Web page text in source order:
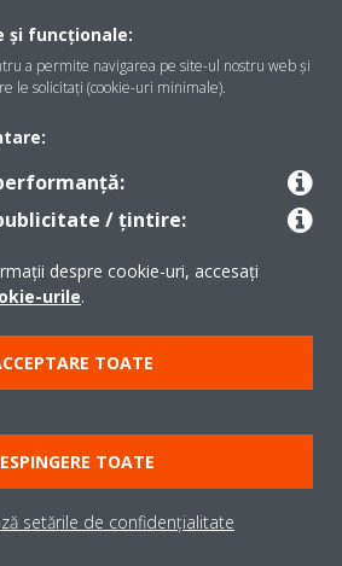
Copyright © Daikin
Politica de protecție a datelor
Termeni şi condiţii
și funcționale:
a permite navigarea pe site-ul nostru web și
le solicitați (cookie-uri minimale).
/ țintire:
despre cookie-uri, accesați
urile.
TOATE
TOATE
setările de confidențialitate